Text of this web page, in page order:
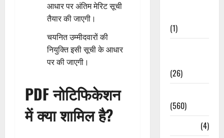
आधार पर अंतिम मेरिट सूची
तैयार की जाएगी।
चयनित उम्मीदवारों की
नियुक्ति इसी सूची के आधार
पर की जाएगी।
PDF नोटिफिकेशन
में क्या शामिल है?
(1)
(26)
(560)
(4)